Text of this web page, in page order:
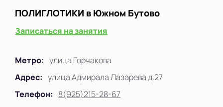
ПОЛИГЛОТИКИ в Южном Бутово
Записаться на занятия
Метро: улица Горчакова
Адрес: улица Адмирала Лазарева д.27
Телефон: 8(925)215-28-67